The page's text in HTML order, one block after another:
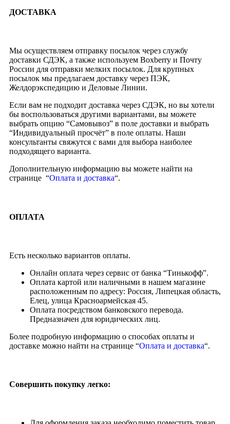
ДОСТАВКА
Мы осуществляем отправку посылок через службу
доставки СДЭК, а также используем Boxberry и Почту
России для отправки мелких посылок. Для крупных
посылок мы предлагаем доставку через ПЭК,
Желдорэкспедицию и Деловые Линии.
Если вам не подходит доставка через СДЭК, но вы хотели
бы воспользоваться другими вариантами, вы можете
выбрать опцию “Самовывоз” в поле доставки и выбрать
“Индивидуальный просчёт” в поле оплаты. Наши
консультанты свяжутся с вами для выбора наиболее
подходящего варианта.
Дополнительную информацию вы можете найти на
странице “Оплата и доставка“.
ОПЛАТА
Есть несколько вариантов оплаты.
Онлайн оплата через сервис от банка “Тинькофф”.
Оплата картой или наличными в нашем магазине
расположенным по адресу: Россия, Липецкая область,
Елец, улица Красноармейская 45.
Оплата посредством банковского перевода.
Предназначен для юридических лиц.
Более подробную информацию о способах оплаты и
доставке можно найти на странице “Оплата и доставка“.
Совершить покупку легко: